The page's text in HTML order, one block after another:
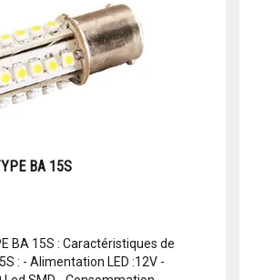
BA 15S
BA 15S : Caractéristiques de
: - Alimentation LED :12V -